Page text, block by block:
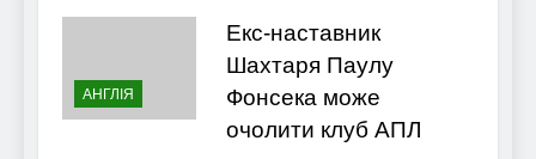
АНГЛІЯ
Екс-наставник
Шахтаря Паулу
Фонсека може
очолити клуб АПЛ